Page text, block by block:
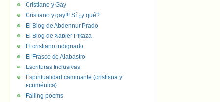
Cristiano y Gay
Cristiano y gay!!! Sí ¿y qué?
El Blog de Abdennur Prado
El Blog de Xabier Pikaza
El cristiano indignado
El Frasco de Alabastro
Escrituras Inclusivas
Espiritualidad caminante (cristiana y
ecuménica)
Falling poems